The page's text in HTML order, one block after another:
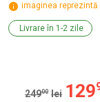
imaginea
Livrare în 1-2 zile
24900 lei 129